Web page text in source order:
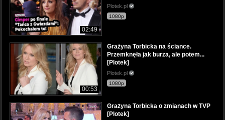
02:49
Plotek.pl
1080p
00:53
Grażyna Torbicka na ściance.
Przemknęła jak burza, ale potem...
[Plotek]
Plotek.pl
1080p
Grażyna Torbicka o zmianach w TVP
[Plotek]